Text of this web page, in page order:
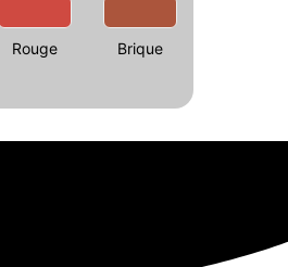
Rouge Brique